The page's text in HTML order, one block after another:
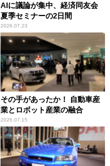
AIに議論が集中、経済同友会
夏季セミナーの2日間
2026.07.23
その手があったか！ 自動車産
業とロボット産業の融合
2026.07.15